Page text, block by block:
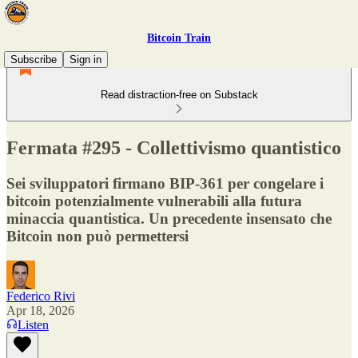
Bitcoin Train
Subscribe
Sign in
Read distraction-free on Substack
Fermata #295 - Collettivismo quantistico
Sei sviluppatori firmano BIP-361 per congelare i
bitcoin potenzialmente vulnerabili alla futura
minaccia quantistica. Un precedente insensato che
Bitcoin non può permettersi
Federico Rivi
Apr 18, 2026
Listen